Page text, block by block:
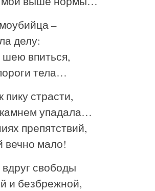
–
делу:
впиться,
тела…
пику страсти,
упадала…
препятствий,
вечно мало!
свободы
и безбрежной,